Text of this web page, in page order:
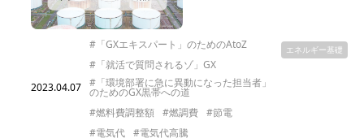
2023.04.07
#「GXエキスパート」のためのAtoZ
#「就活で質問されるゾ」GX
#「環境部署に急に異動になった担当者」
のためのGX黒帯への道
#燃料費調整額
#燃調費
#節電
#電気代
#電気代高騰
エネルギー基礎